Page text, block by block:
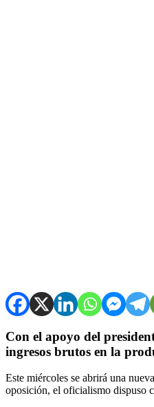
Con el apoyo del
ingresos brutos en la
Este miércoles se abrirá una
oposición, el oficialismo dispuso